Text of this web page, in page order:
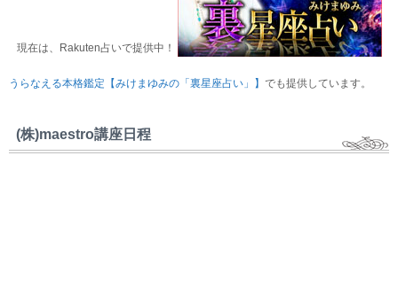
現在は、Rakuten占いで提供中！
うらなえる本格鑑定【みけまゆみの「裏星座占い」】 でも提供しています。
(株)maestro講座日程